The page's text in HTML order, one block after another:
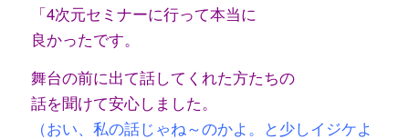
「4次元セミナーに行って本当に
良かったです。
舞台の前に出て話してくれた方たちの
話を聞けて安心しました。
（おい、私の話じゃね～のかよ。と少しイジケよ